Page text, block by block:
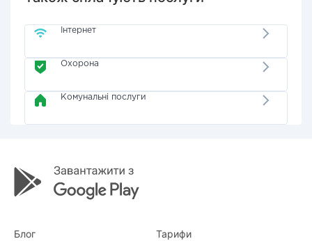
Інтернет
Охорона
Комунальні послуги
Блог Тарифи